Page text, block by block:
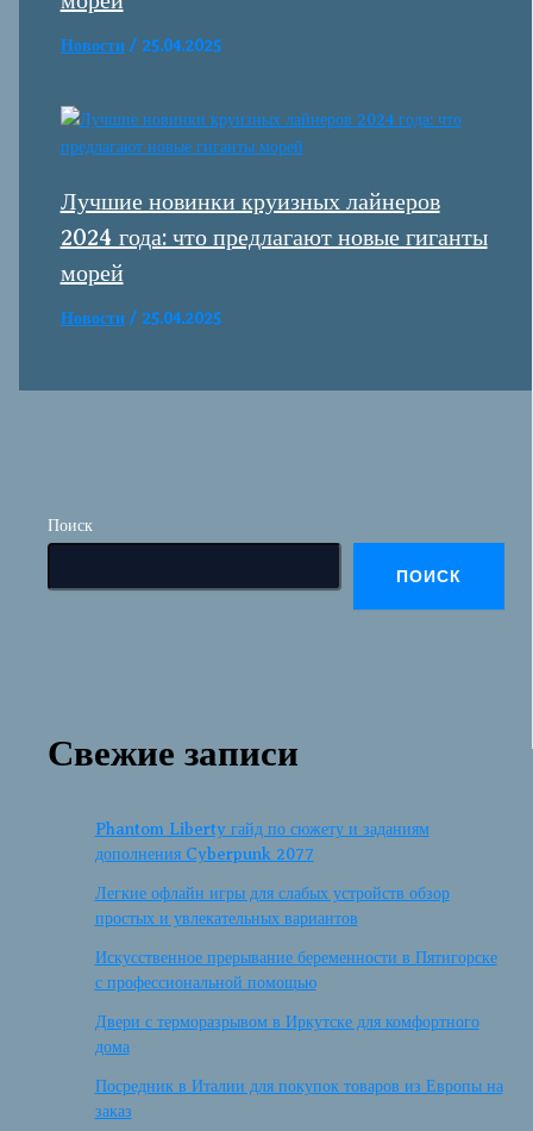
Поиск
ПОИСК
Свежие записи
Phantom Liberty гайд по сюжету и заданиям
дополнения Cyberpunk 2077
Легкие офлайн игры для слабых устройств обзор
простых и увлекательных вариантов
Искусственное прерывание беременности в Пятигорске
с профессиональной помощью
Двери с терморазрывом в Иркутске для комфортного
дома
Посредник в Италии для покупок товаров из Европы на
заказ
Новости/ 25.04.2025
Лучшие новинки круизных лайнеров
2024 года: что предлагают новые гиганты
морей
Новости/ 25.04.2025